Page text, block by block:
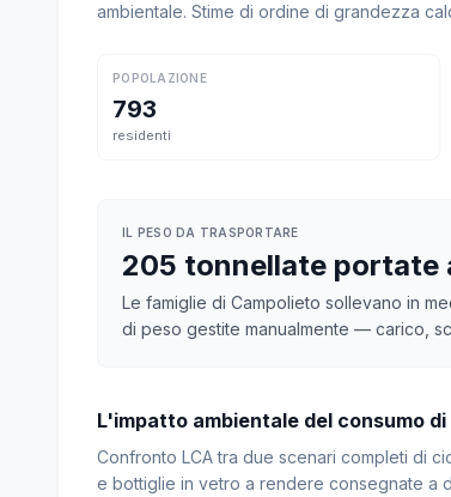
ambientale. Stime di ordine di grandezza
POPOLAZIONE
793
residenti
IL PESO DA TRASPORTARE
205 tonnellate portate
Le famiglie di Campolieto sollevano in
di peso gestite manualmente — carico,
L'impatto ambientale del consumo
Confronto LCA tra due scenari completi di
e bottiglie in vetro a rendere consegnate a